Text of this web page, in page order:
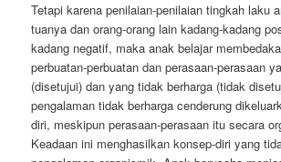
Tetapi karena penilaian-penilaian tingkah laku
tuanya dan orang-orang lain kadang-kadang
kadang negatif, maka anak belajar
perbuatan-perbuatan dan perasaan-perasaan
(disetujui) dan yang tidak berharga (tidak
pengalaman tidak berharga cenderung
diri, meskipun perasaan-perasaan itu secara
Keadaan ini menghasilkan konsep-diri yang